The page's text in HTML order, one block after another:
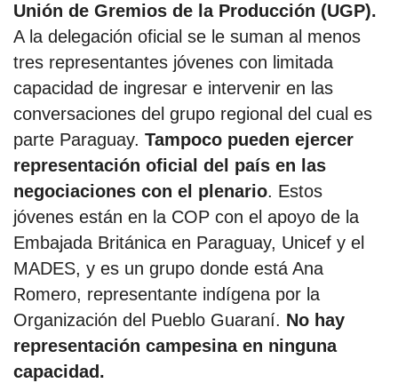
por formato
scrolls
timeline
chequeo
descargables
el surti
acerca
blog
contacto
Unión de Gremios de la Producción (UGP).
A la delegación oficial se le suman al menos
tres representantes jóvenes con limitada
capacidad de ingresar e intervenir en las
conversaciones del grupo regional del cual es
parte Paraguay. Tampoco pueden ejercer
representación oficial del país en las
negociaciones con el plenario. Estos
jóvenes están en la COP con el apoyo de la
Embajada Británica en Paraguay, Unicef y el
MADES, y es un grupo donde está Ana
Romero, representante indígena por la
Organización del Pueblo Guaraní. No hay
representación campesina en ninguna
capacidad.